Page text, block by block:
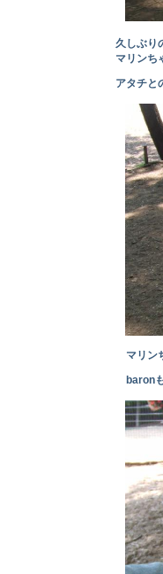
久しぶりの登
マリンちゃん
アタチとのこ
マリンちゃん
baronもタジ